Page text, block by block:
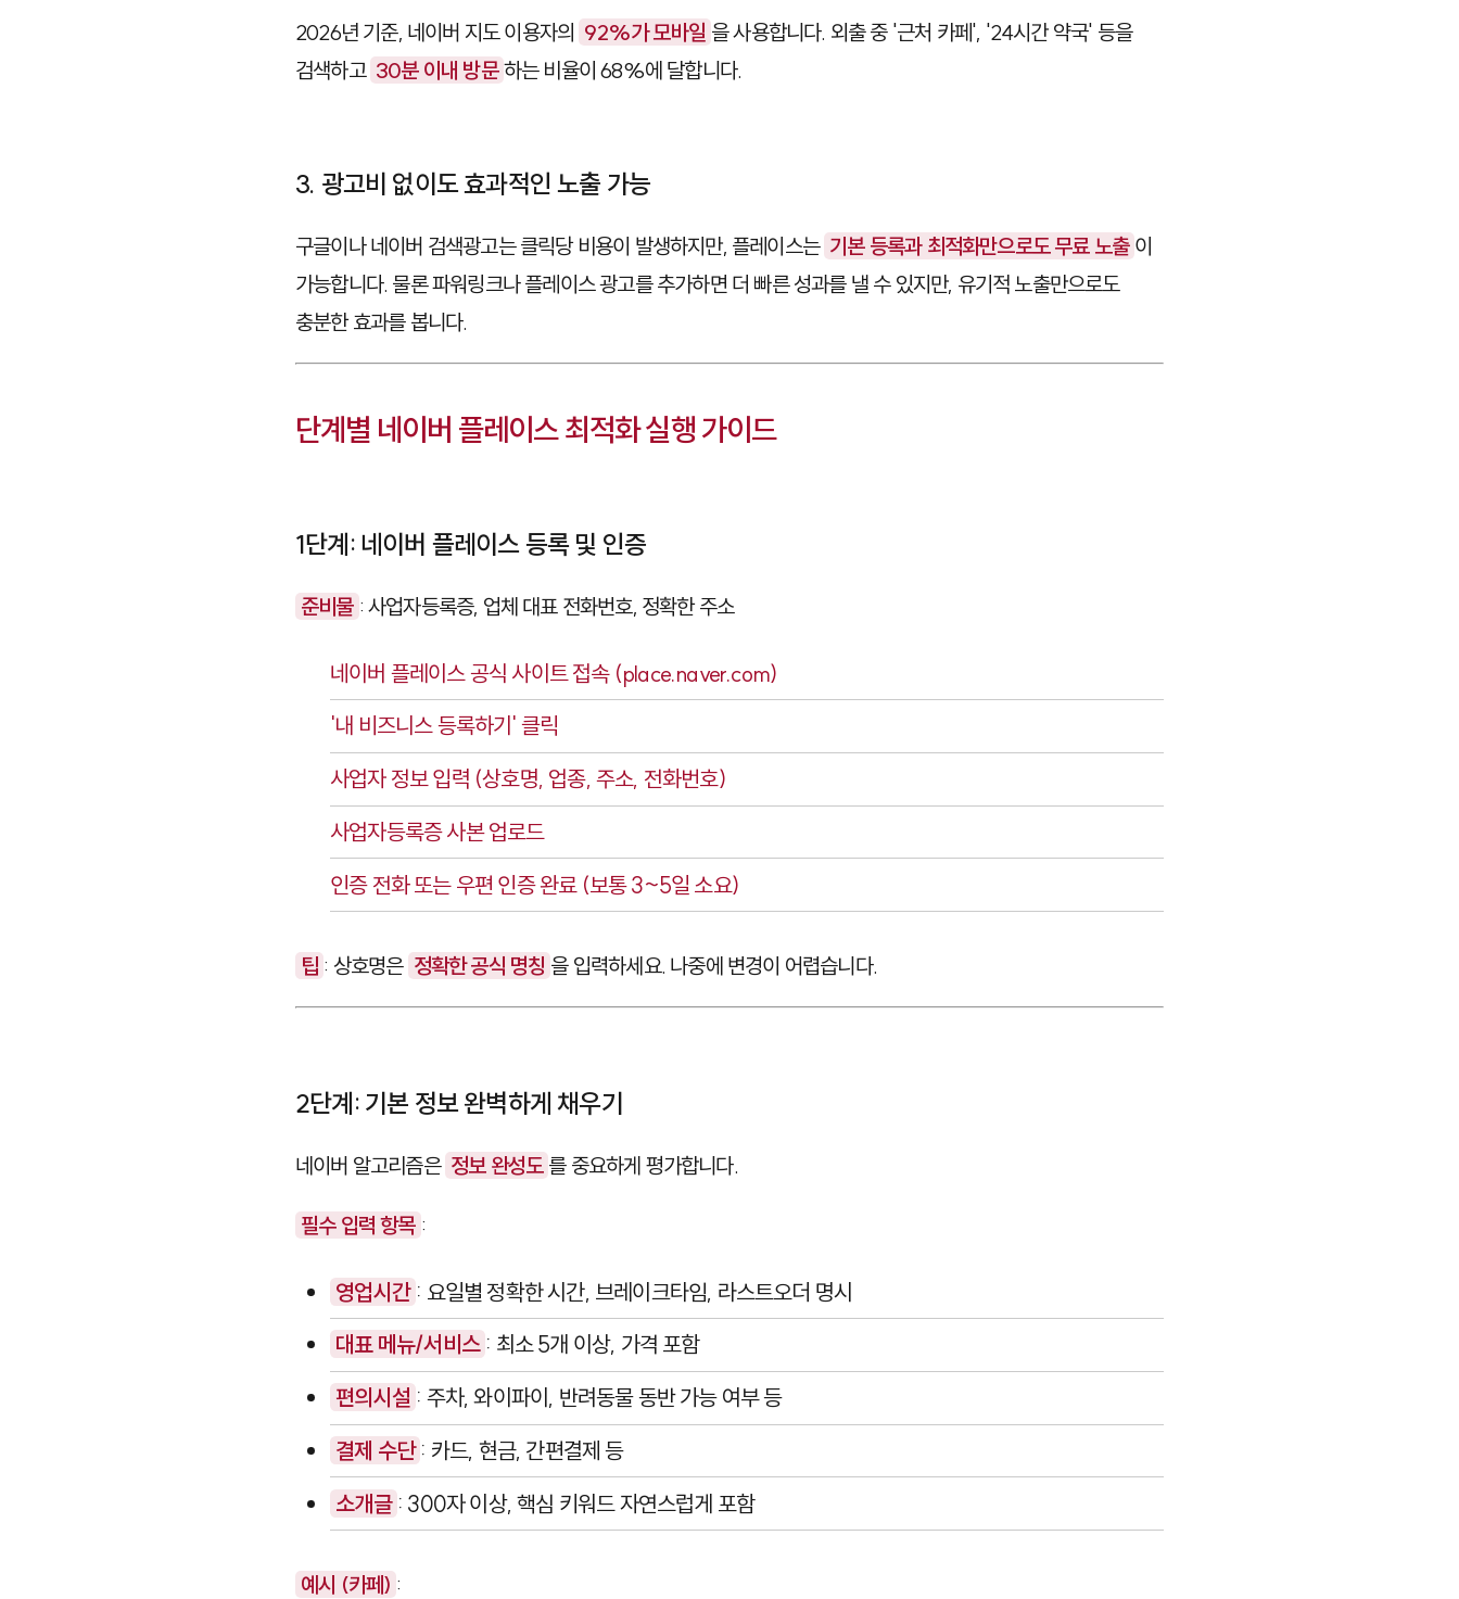
2026년 기준, 네이버 지도 이용자의 92%가 모바일 을 사용합니다. 외출 중 '근처 카페', '24시간 약국' 등을
검색하고 30분 이내 방문 하는 비율이 68%에 달합니다.
3. 광고비 없이도 효과적인 노출 가능
구글이나 네이버 검색광고는 클릭당 비용이 발생하지만, 플레이스는 기본 등록과 최적화만으로도 무료 노출 이
가능합니다. 물론파워링크나플레이스 광고를 추가하면 더 빠른 성과를 낼 수 있지만, 유기적 노출만으로도
충분한 효과를 봅니다.
단계별 네이버 플레이스 최적화 실행 가이드
1단계: 네이버 플레이스 등록 및 인증
준비물 : 사업자등록증, 업체 대표 전화번호, 정확한 주소
네이버 플레이스공식 사이트 접속 (place.naver.com)
'내 비즈니스 등록하기' 클릭
사업자 정보 입력 (상호명, 업종, 주소, 전화번호)
사업자등록증 사본 업로드
인증 전화 또는 우편 인증 완료 (보통 3~5일 소요)
팁 : 상호명은 정확한 공식 명칭 을 입력하세요. 나중에 변경이 어렵습니다.
2단계: 기본 정보 완벽하게 채우기
네이버 알고리즘은 정보 완성도 를 중요하게 평가합니다.
필수 입력 항목 :
영업시간 : 요일별 정확한 시간, 브레이크타임, 라스트오더 명시
대표 메뉴/서비스 : 최소 5개 이상, 가격 포함
편의시설 : 주차, 와이파이, 반려동물 동반 가능 여부 등
결제 수단 : 카드, 현금, 간편결제 등
소개글 : 300자 이상, 핵심 키워드 자연스럽게 포함
예시 (카페) :